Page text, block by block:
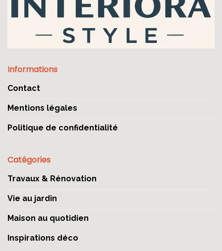
Informations
Contact
Mentions légales
Politique de confidentialité
Catégories
Travaux & Rénovation
Vie au jardin
Maison au quotidien
Inspirations déco